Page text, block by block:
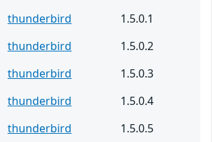
thunderbird
1.5.0.1
thunderbird
1.5.0.2
thunderbird
1.5.0.3
thunderbird
1.5.0.4
thunderbird
1.5.0.5